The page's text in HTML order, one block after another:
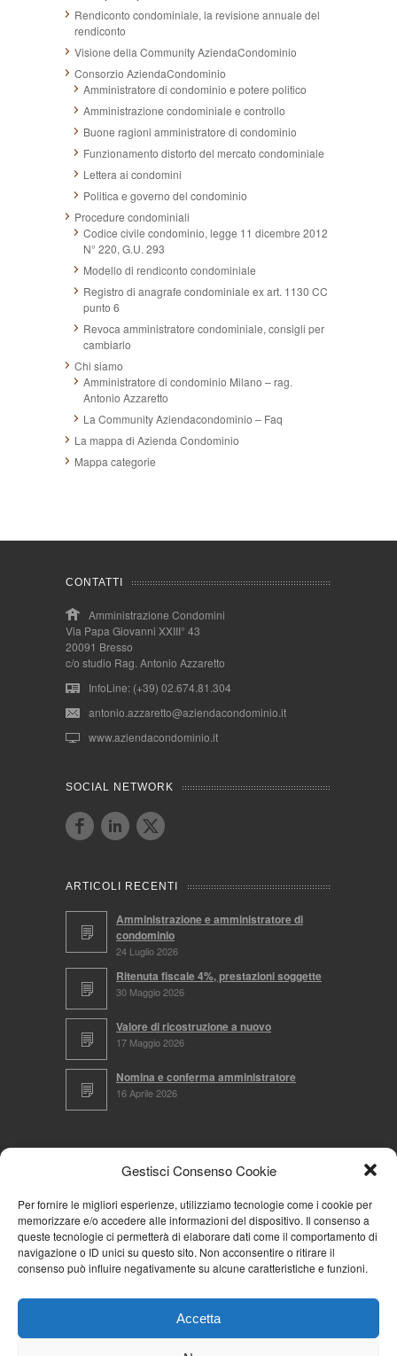
Gestisci Consenso Cookie
Per fornire le migliori esperienze, utilizziamo tecnologie come i cookie per
memorizzare e/o accedere alle informazioni del dispositivo. Il consenso a
queste tecnologie ci permetterà di elaborare dati come il comportamento di
navigazione o ID unici su questo sito. Non acconsentire o ritirare il
consenso può influire negativamente su alcune caratteristiche e funzioni.
Accetta
Rendiconto condominiale, la revisione annuale del
rendiconto
Visione della Community AziendaCondominio
Consorzio AziendaCondominio
Amministratore di condominio e potere politico
Amministrazione condominiale e controllo
Buone ragioni amministratore di condominio
Funzionamento distorto del mercato condominiale
Lettera ai condomini
Politica e governo del condominio
Procedure condominiali
Codice civile condominio, legge 11 dicembre 2012
N° 220, G.U. 293
Modello di rendiconto condominiale
Registro di anagrafe condominiale ex art. 1130 CC
punto 6
Revoca amministratore condominiale, consigli per
cambiarlo
Chi siamo
Amministratore di condominio Milano – rag.
Antonio Azzaretto
La Community Aziendacondominio – Faq
La mappa di Azienda Condominio
Mappa categorie
CONTATTI
Amministrazione Condomini
Via Papa Giovanni XXIII° 43
20091 Bresso
c/o studio Rag. Antonio Azzaretto
InfoLine: (+39) 02.674.81.304
antonio.azzaretto@aziendacondominio.it
www.aziendacondominio.it
SOCIAL NETWORK
ARTICOLI RECENTI
Amministrazione e amministratore di
condominio
24 Luglio 2026
Ritenuta fiscale 4%, prestazioni soggette
30 Maggio 2026
Valore di ricostruzione a nuovo
17 Maggio 2026
Nomina e conferma amministratore
16 Aprile 2026
CERCA NEL SITO
NAVIGA PER
Mappa completa
Cookie Policy (UE)